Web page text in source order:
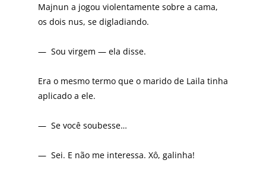
Majnun a jogou violentamente sobre a cama,
os dois nus, se digladiando.
— Sou virgem — ela disse.
Era o mesmo termo que o marido de Laila tinha
aplicado a ele.
— Se você soubesse…
— Sei. E não me interessa. Xô, galinha!